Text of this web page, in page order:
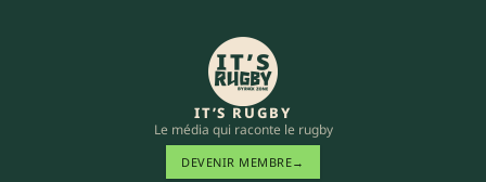
IT’S RUGBY
Le média qui raconte le rugby
DEVENIR MEMBRE→